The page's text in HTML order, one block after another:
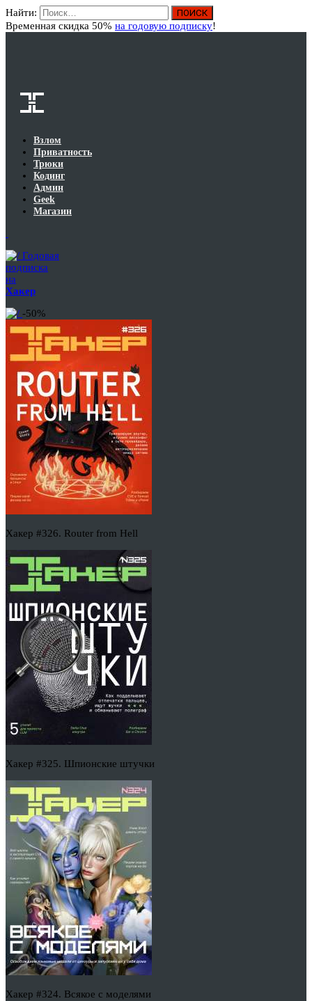
Найти:
Временная скидка 50% на годовую подписку!
Взлом
Приватность
Трюки
Кодинг
Админ
Geek
Магазин
Годовая
подписка
на
Хакер
-50%
Хакер #326. Router from Hell
Хакер #325. Шпионские штучки
Хакер #324. Всякое с моделями